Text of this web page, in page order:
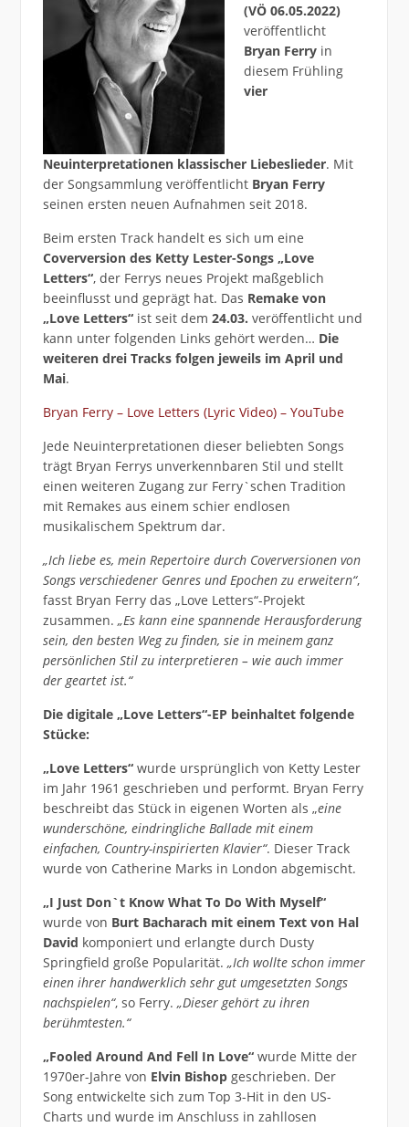
(VÖ 06.05.2022)
veröffentlicht
Bryan Ferryin
diesem Frühling
vier
Neuinterpretationen klassischer Liebeslieder. Mit
der Songsammlung veröffentlicht Bryan Ferry
seinen ersten neuen Aufnahmen seit 2018.
Beim ersten Track handelt es sich um eine
Coverversion des Ketty Lester-Songs „Love
Letters“, der Ferrys neues Projekt maßgeblich
beeinflusst und geprägt hat. Das Remake von
„Love Letters“ist seit dem 24.03. veröffentlicht und
kann unter folgenden Links gehört werden… Die
weiteren drei Tracks folgen jeweils im April und
Mai.
Bryan Ferry – Love Letters (Lyric Video) – YouTube
Jede Neuinterpretationen dieser beliebten Songs
trägt Bryan Ferrys unverkennbaren Stil und stellt
einen weiteren Zugang zur Ferry`schen Tradition
mit Remakes aus einem schier endlosen
musikalischem Spektrum dar.
„Ich liebe es, mein Repertoire durch Coverversionen von
Songs verschiedener Genres und Epochen zu erweitern“,
fasst Bryan Ferry das „Love Letters“-Projekt
zusammen. „Es kann eine spannende Herausforderung
sein, den besten Weg zu finden, sie in meinem ganz
persönlichen Stil zu interpretieren – wie auch immer
der geartet ist.“
Die digitale „Love Letters“-EP beinhaltet folgende
Stücke:
„Love Letters“wurde ursprünglich von Ketty Lester
im Jahr 1961 geschrieben und performt. Bryan Ferry
beschreibt das Stück in eigenen Worten als „eine
wunderschöne, eindringliche Ballade mit einem
einfachen, Country-inspirierten Klavier“. Dieser Track
wurde von Catherine Marks in London abgemischt.
„I Just Don`t Know What To Do With Myself“
wurde von Burt Bacharach mit einem Text von Hal
David komponiert und erlangte durch Dusty
Springfield große Popularität. „Ich wollte schon immer
einen ihrer handwerklich sehr gut umgesetzten Songs
nachspielen“, so Ferry. „Dieser gehört zu ihren
berühmtesten.“
„Fooled Around And Fell In Love“wurde Mitte der
1970er-Jahre von Elvin Bishopgeschrieben. Der
Song entwickelte sich zum Top 3-Hit in den US-
Charts und wurde im Anschluss in zahllosen